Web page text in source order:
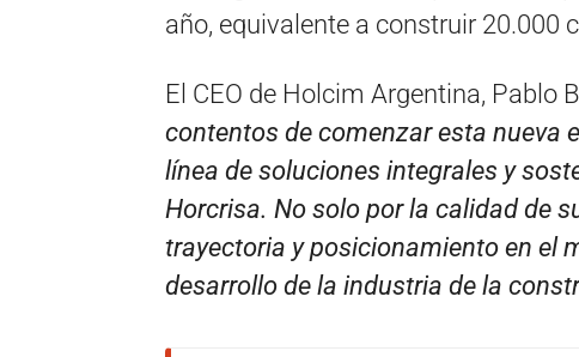
año, equivalente a construir 20.000
El CEO de Holcim Argentina, Pablo
contentos de comenzar esta nueva
línea de soluciones integrales y
Horcrisa. No solo por la calidad de
trayectoria y posicionamiento en el
desarrollo de la industria de la